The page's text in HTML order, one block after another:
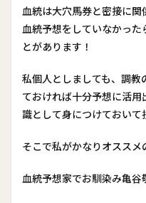
血統は大穴馬券と密接に関
血統予想をしていなかっ
とがあります！
私個人としましても、調
ておければ十分予想に活
識として身につけておいて
そこで私がかなりオススメ
血統予想家でお馴染み亀谷